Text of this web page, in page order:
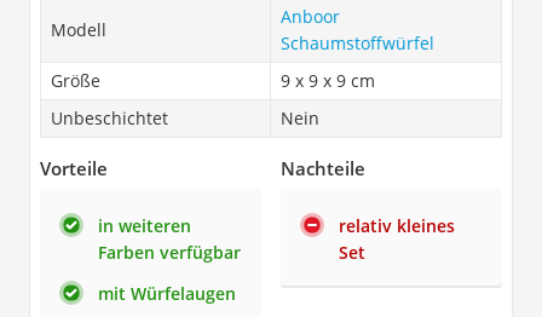
Modell
Anboor
Schaumstoffwürfel
Größe
9 x 9 x 9 cm
Unbeschichtet
Nein
Vorteile
in weiteren
Farben verfügbar
mit Würfelaugen
Nachteile
relativ kleines
Set